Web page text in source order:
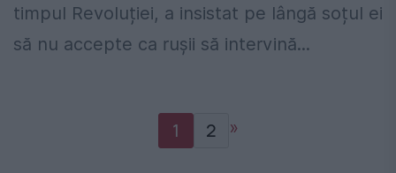
timpul Revoluției, a insistat pe lângă soțul ei
să nu accepte ca rușii să intervină...
1 2 »